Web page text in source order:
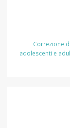
Correzione
adolescenti e